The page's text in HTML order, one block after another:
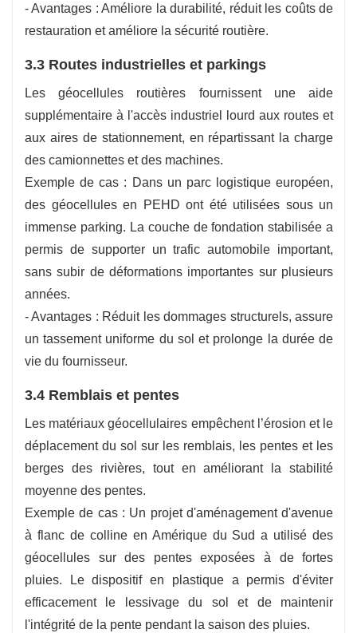
- Avantages : Améliore la durabilité, réduit les coûts de
restauration et améliore la sécurité routière.
3.3 Routes industrielles et parkings
Les géocellules routières fournissent une aide
supplémentaire à l'accès industriel lourd aux routes et
aux aires de stationnement, en répartissant la charge
des camionnettes et des machines.
Exemple de cas : Dans un parc logistique européen,
des géocellules en PEHD ont été utilisées sous un
immense parking. La couche de fondation stabilisée a
permis de supporter un trafic automobile important,
sans subir de déformations importantes sur plusieurs
années.
- Avantages : Réduit les dommages structurels, assure
un tassement uniforme du sol et prolonge la durée de
vie du fournisseur.
3.4 Remblais et pentes
Les matériaux géocellulaires empêchent l’érosion et le
déplacement du sol sur les remblais, les pentes et les
berges des rivières, tout en améliorant la stabilité
moyenne des pentes.
Exemple de cas : Un projet d'aménagement d'avenue
à flanc de colline en Amérique du Sud a utilisé des
géocellules sur des pentes exposées à de fortes
pluies. Le dispositif en plastique a permis d'éviter
efficacement le lessivage du sol et de maintenir
l'intégrité de la pente pendant la saison des pluies.